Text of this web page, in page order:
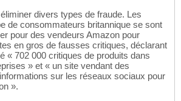
divers types de fraude. Les
de consommateurs britannique se sont
pour des vendeurs Amazon pour
en gros de fausses critiques, déclarant
« 702 000 critiques de produits dans
» et « un site vendant des
sur les réseaux sociaux pour
».